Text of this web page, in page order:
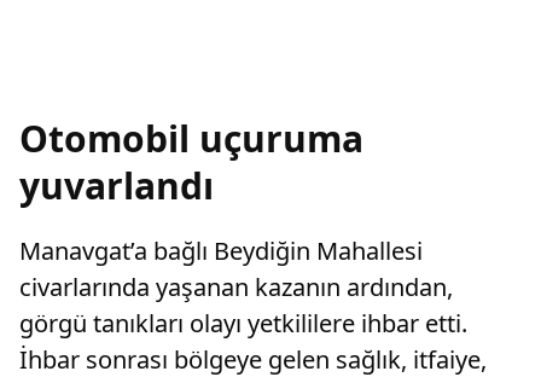
Otomobil uçuruma
yuvarlandı
Manavgat’a bağlı Beydiğin Mahallesi
civarlarında yaşanan kazanın ardından,
görgü tanıkları olayı yetkililere ihbar etti.
İhbar sonrası bölgeye gelen sağlık, itfaiye,